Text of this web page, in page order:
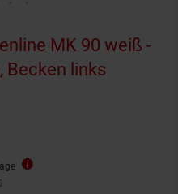
MK 90 weiß -
Becken links